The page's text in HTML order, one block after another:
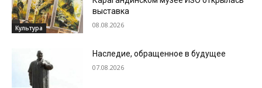
Культура
выставка
08.08.2026
Наследие, обращенное в будущее
07.08.2026